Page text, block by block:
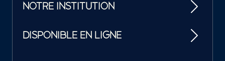
NOTRE INSTITUTION
DISPONIBLE EN LIGNE